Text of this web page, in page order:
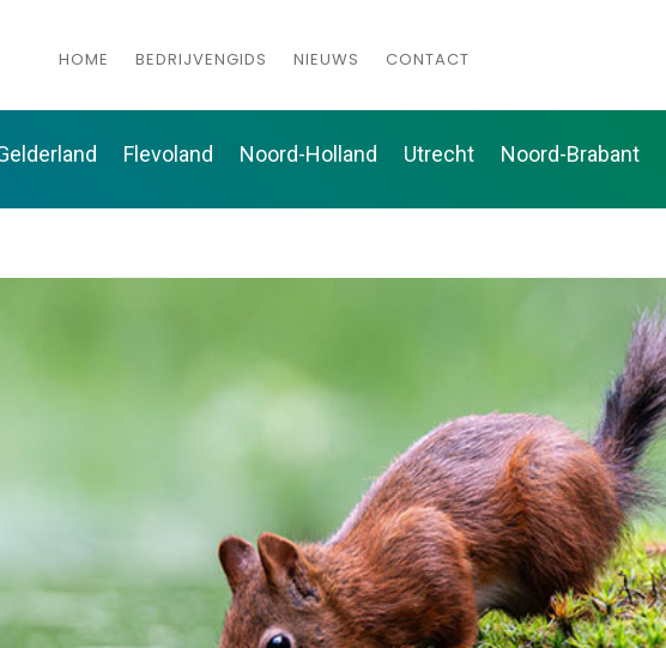
HOME BEDRIJVENGIDS NIEUWS CONTACT
Flevoland Noord-Holland Utrecht Noord-Brabant